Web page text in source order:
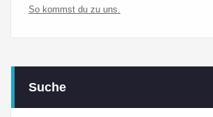
So kommst du zu uns.
Suche